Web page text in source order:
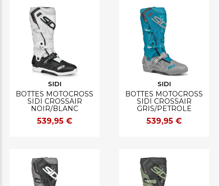
SIDI
BOTTES MOTOCROSS
SIDI CROSSAIR
NOIR/BLANC
539,95 €
SIDI
BOTTES MOTOCROSS
SIDI CROSSAIR
GRIS/PETROLE
539,95 €